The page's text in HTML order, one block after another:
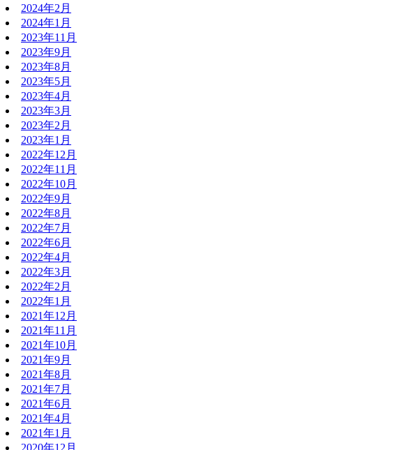
2024年2月
2024年1月
2023年11月
2023年9月
2023年8月
2023年5月
2023年4月
2023年3月
2023年2月
2023年1月
2022年12月
2022年11月
2022年10月
2022年9月
2022年8月
2022年7月
2022年6月
2022年4月
2022年3月
2022年2月
2022年1月
2021年12月
2021年11月
2021年10月
2021年9月
2021年8月
2021年7月
2021年6月
2021年4月
2021年1月
2020年12月